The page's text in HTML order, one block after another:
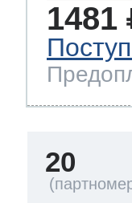
1481
20